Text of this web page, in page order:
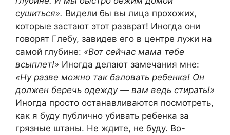
сушиться». Видели бы вы лица прохожих,
которые застают этот разврат! Иногда они
говорят Глебу, завидев его в центре лужи на
самой глубине: «Вот сейчас мама тебе
всыплет!» Иногда делают замечания мне:
«Ну разве можно так баловать ребенка! Он
должен беречь одежду — вам ведь стирать!»
Иногда просто останавливаются посмотреть,
как я буду публично убивать ребенка за
грязные штаны. Не ждите, не буду. Во-